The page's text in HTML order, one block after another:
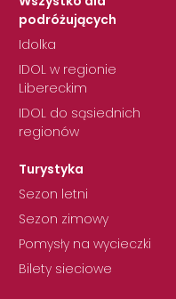
podróżujących
Idolka
IDOL w regionie
Libereckim
IDOL do sąsiednich
regionów
Turystyka
Sezon letni
Sezon zimowy
Pomysły na wycieczki
Bilety sieciowe